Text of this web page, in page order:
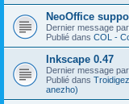
NeoOffice
Dernier message par
Publié dans COL -
Inkscape 0.47
Dernier message par
Publié dans
anezho)